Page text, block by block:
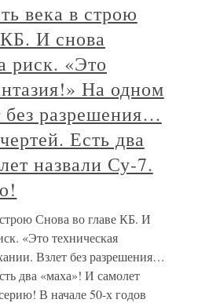
века в строю
И снова
риск. «Это
На одном
разрешения…
Есть два
назвали Су-7.
Снова во главе КБ. И
«Это техническая
Взлет без разрешения…
два «маха»! И самолет
В начале 50-х годов